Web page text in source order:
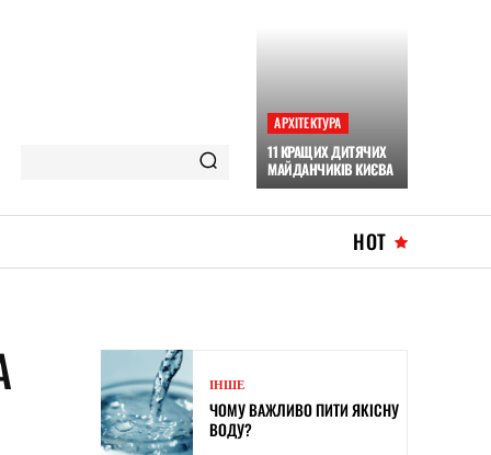
АРХІТЕКТУРА
11 КРАЩИХ ДИТЯЧИХ
МАЙДАНЧИКІВ КИЄВА
HOT
ІНШЕ
ЧОМУ ВАЖЛИВО ПИТИ ЯКІСНУ
ВОДУ?